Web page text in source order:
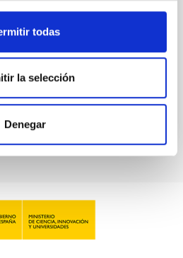
todas
la selección
Denegar
6 2026
0